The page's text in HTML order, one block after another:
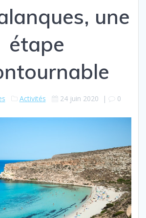
une
étape
Activités 24 juin 2020 | 0